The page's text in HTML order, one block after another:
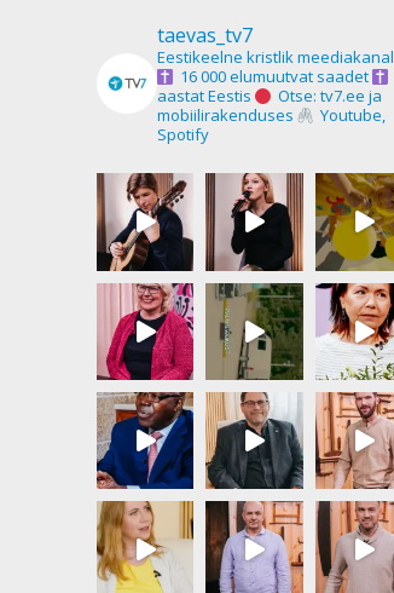
taevas_tv7
Eestikeelne kristlik meediakanal
16 000 elumuutvat saadet
aastat Eestis
Otse: tv7.ee ja
mobiilirakenduses
Youtube,
Spotify